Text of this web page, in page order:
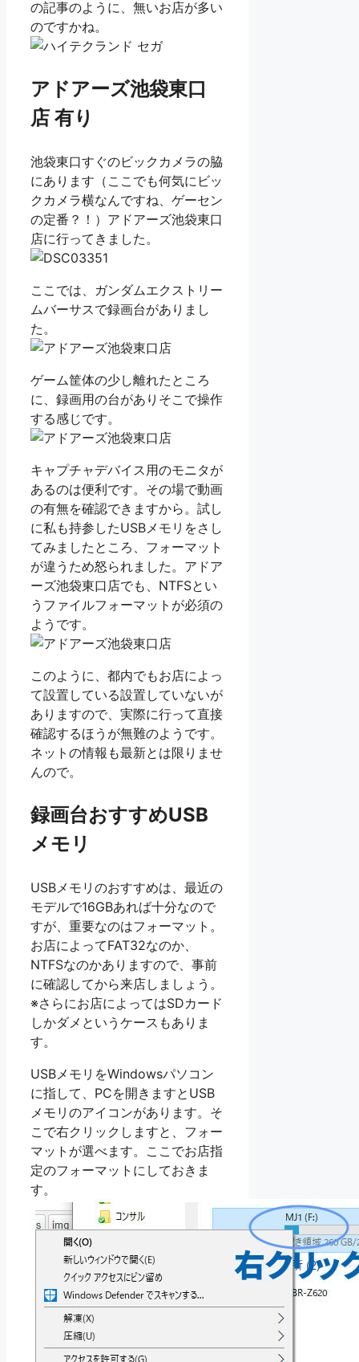
の記事のように、無いお店が多い
のですかね。
アドアーズ池袋東口
店 有り
池袋東口すぐのビックカメラの脇
にあります（ここでも何気にビッ
クカメラ横なんですね、ゲーセン
の定番？！）アドアーズ池袋東口
店に行ってきました。
ここでは、ガンダムエクストリー
ムバーサスで録画台がありまし
た。
ゲーム筐体の少し離れたところ
に、録画用の台がありそこで操作
する感じです。
キャプチャデバイス用のモニタが
あるのは便利です。その場で動画
の有無を確認できますから。試し
に私も持参したUSBメモリをさし
てみましたところ、フォーマット
が違うため怒られました。アドア
ーズ池袋東口店でも、NTFSとい
うファイルフォーマットが必須の
ようです。
このように、都内でもお店によっ
て設置している設置していないが
ありますので、実際に行って直接
確認するほうが無難のようです。
ネットの情報も最新とは限りませ
んので。
録画台おすすめUSB
メモリ
USBメモリのおすすめは、最近の
モデルで16GBあれば十分なので
すが、重要なのはフォーマット。
お店によってFAT32なのか、
NTFSなのかありますので、事前
に確認してから来店しましょう。
※さらにお店によってはSDカード
しかダメというケースもありま
す。
USBメモリをWindowsパソコン
に指して、PCを開きますとUSB
メモリのアイコンがあります。そ
こで右クリックしますと、フォー
マットが選べます。ここでお店指
定のフォーマットにしておきま
す。